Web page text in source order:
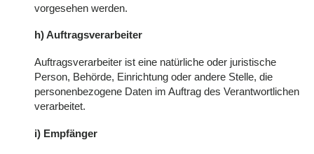
vorgesehen werden.
h) Auftragsverarbeiter
Auftragsverarbeiter ist eine natürliche oder juristische
Person, Behörde, Einrichtung oder andere Stelle, die
personenbezogene Daten im Auftrag des Verantwortlichen
verarbeitet.
i) Empfänger